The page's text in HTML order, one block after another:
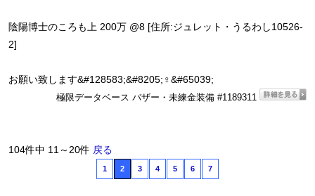
陰陽博士のころも上 200万 @8 [住所:ジュレット・うるわし10526-
2]
お願い致します&#128583;&#8205;♀&#65039;
極限データベース バザー・未練金装備 #1189311
104件中 11～20件 戻る
1 2 3 4 5 6 7